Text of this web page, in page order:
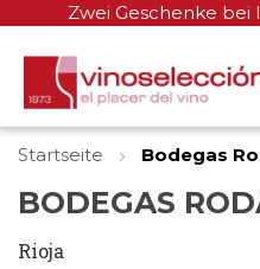
Zwei Geschenke
Startseite Bodegas
BODEGAS
Rioja